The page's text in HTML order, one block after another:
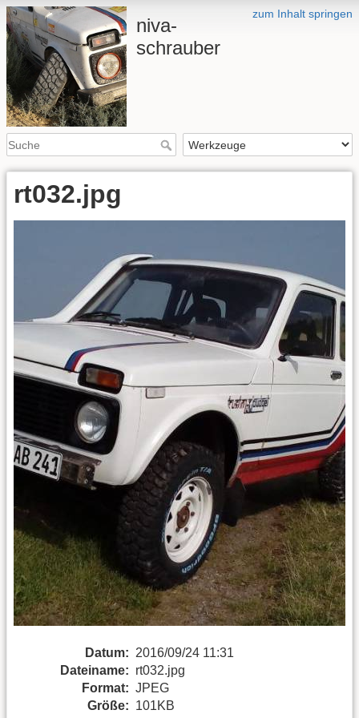
zum Inhalt springen
niva-
schrauber
rt032.jpg
Datum: 2016/09/24 11:31
Dateiname: rt032.jpg
Format: JPEG
Größe: 101KB